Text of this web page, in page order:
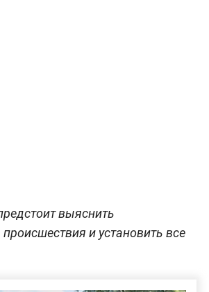
выяснить
происшествия и установить все